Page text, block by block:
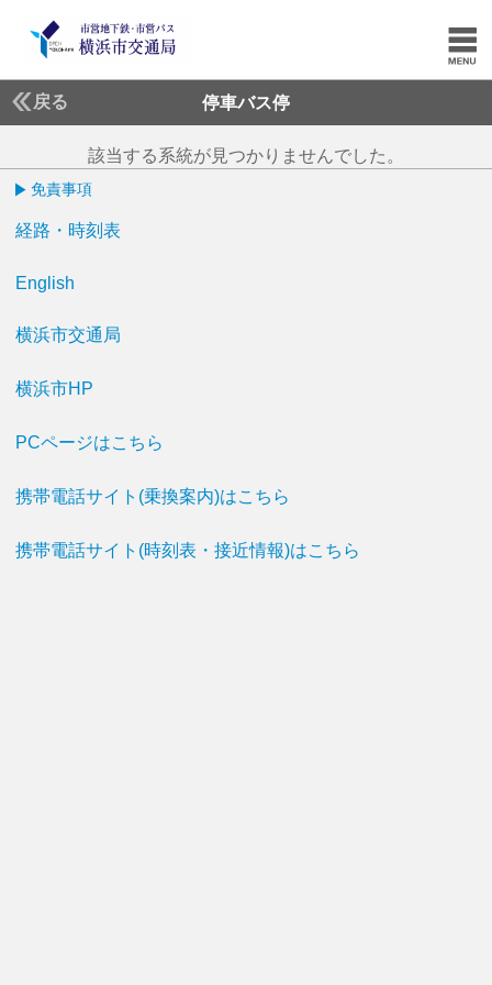
戻る 停車バス停
該当する系統が見つかりませんでした。
免責事項
経路・時刻表
English
横浜市交通局
横浜市HP
PCページはこちら
携帯電話サイト(乗換案内)はこちら
携帯電話サイト(時刻表・接近情報)はこちら